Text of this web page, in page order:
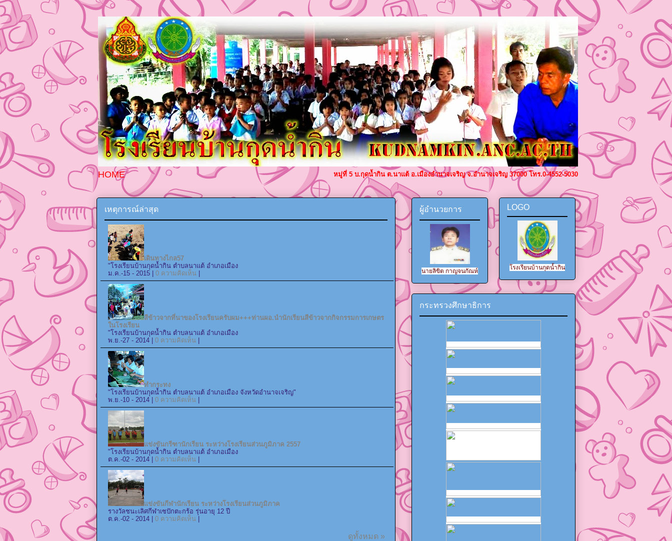
HOME หมู่ที่ 5 บ.กุดน้ำกิน ต.นาแต้ อ.เมืองอำนาจเจริญ จ.อำนาจเจริญ 37000 โทร.0-4552-5030
เหตุการณ์ล่าสุด
เดินทางไกล57
"โรงเรียนบ้านกุดน้ำกิน ตำบลนาแต้ อำเภอเมือง
ม.ค.-15 - 2015 | 0 ความคิดเห็น
สีข้าวจากที่นาของโรงเรียนครับผม+++ท่านผอ.นำนักเรียนสีข้าวจากกิจกรรมการเกษตร
ในโรงเรียน
"โรงเรียนบ้านกุดน้ำกิน ตำบลนาแต้ อำเภอเมือง
พ.ย.-27 - 2014 | 0 ความคิดเห็น
ทำกระทง
"โรงเรียนบ้านกุดน้ำกิน ตำบลนาแต้ อำเภอเมือง จังหวัดอำนาจเจริญ"
พ.ย.-10 - 2014 | 0 ความคิดเห็น
แข่งขันกรีฑานักเรียน ระหว่างโรงเรียนส่วนภูมิภาค 2557
"โรงเรียนบ้านกุดน้ำกิน ตำบลนาแต้ อำเภอเมือง
ต.ค.-02 - 2014 | 0 ความคิดเห็น
แข่งขันกีฬานักเรียน ระหว่างโรงเรียนส่วนภูมิภาค
รางวัลชนะเลิศกีฬาเซปักตะกร้อ รุ่นอายุ 12 ปี
ต.ค.-02 - 2014 | 0 ความคิดเห็น
ดูทั้งหมด »
ผู้อำนวยการ
นายลิขิต กาญจนกัณห์
LOGO
โรงเรียนบ้านกุดน้ำกิน
กระทรวงศึกษาธิการ